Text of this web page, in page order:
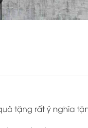
tặng rất ý nghĩa